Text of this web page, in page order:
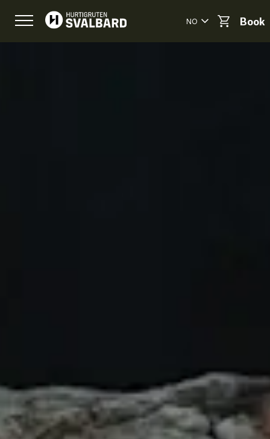
NO Book